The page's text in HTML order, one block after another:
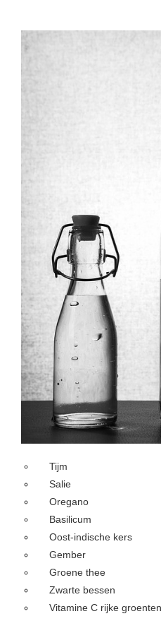
Tijm
Salie
Oregano
Basilicum
Oost-indische kers
Gember
Groene thee
Zwarte bessen
Vitamine C rijke